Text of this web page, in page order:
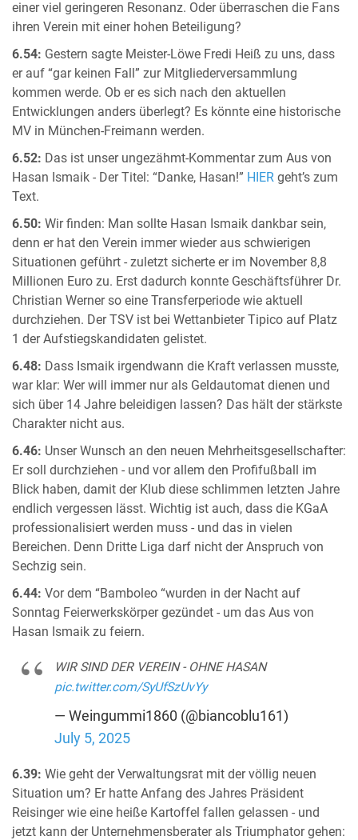
einer viel geringeren Resonanz. Oder überraschen die Fans
ihren Verein mit einer hohen Beteiligung?
6.54: Gestern sagte Meister-Löwe Fredi Heiß zu uns, dass
er auf “gar keinen Fall” zur Mitgliederversammlung
kommen werde. Ob er es sich nach den aktuellen
Entwicklungen anders überlegt? Es könnte eine historische
MV in München-Freimann werden.
6.52: Das ist unser ungezähmt-Kommentar zum Aus von
Hasan Ismaik - Der Titel: “Danke, Hasan!” HIER geht’s zum
Text.
6.50: Wir finden: Man sollte Hasan Ismaik dankbar sein,
denn er hat den Verein immer wieder aus schwierigen
Situationen geführt - zuletzt sicherte er im November 8,8
Millionen Euro zu. Erst dadurch konnte Geschäftsführer Dr.
Christian Werner so eine Transferperiode wie aktuell
durchziehen. Der TSV ist bei Wettanbieter Tipico auf Platz
1 der Aufstiegskandidaten gelistet.
6.48: Dass Ismaik irgendwann die Kraft verlassen musste,
war klar: Wer will immer nur als Geldautomat dienen und
sich über 14 Jahre beleidigen lassen? Das hält der stärkste
Charakter nicht aus.
6.46: Unser Wunsch an den neuen Mehrheitsgesellschafter:
Er soll durchziehen - und vor allem den Profifußball im
Blick haben, damit der Klub diese schlimmen letzten Jahre
endlich vergessen lässt. Wichtig ist auch, dass die KGaA
professionalisiert werden muss - und das in vielen
Bereichen. Denn Dritte Liga darf nicht der Anspruch von
Sechzig sein.
6.44: Vor dem “Bamboleo “wurden in der Nacht auf
Sonntag Feierwerkskörper gezündet - um das Aus von
Hasan Ismaik zu feiern.
WIR SIND DER VEREIN - OHNE HASAN
pic.twitter.com/SyUfSzUvYy
— Weingummi1860 (@biancoblu161)
July 5, 2025
6.39: Wie geht der Verwaltungsrat mit der völlig neuen
Situation um? Er hatte Anfang des Jahres Präsident
Reisinger wie eine heiße Kartoffel fallen gelassen - und
jetzt kann der Unternehmensberater als Triumphator gehen: